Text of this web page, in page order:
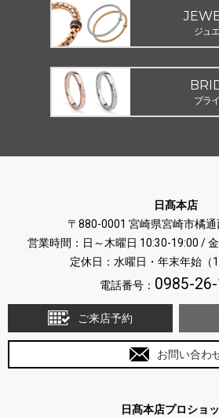
ジュ
ブラ
日髙本店
〒880-0001 宮崎県宮崎市橘
営業時間：日～木曜日 10:30-19:00 /
定休日：水曜日・年末年始（
電話番号： 0985-26-
ご来店予約
お問い合わ
日髙本店プロショ